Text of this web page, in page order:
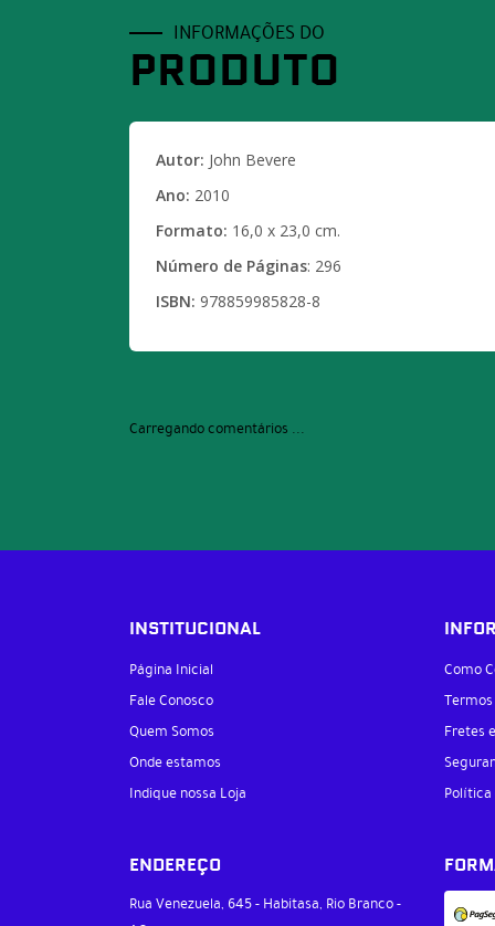
INFORMAÇÕES DO
PRODUTO
Autor: John Bevere
Ano: 2010
Formato: 16,0 x 23,0 cm.
Número de Páginas: 296
ISBN: 978859985828-8
Carregando comentários ...
INSTITUCIONAL
Página Inicial
Fale Conosco
Quem Somos
Onde estamos
Indique nossa Loja
Como
Fretes
Política
ENDEREÇO
Rua Venezuela, 645- Habitasa, Rio Branco-